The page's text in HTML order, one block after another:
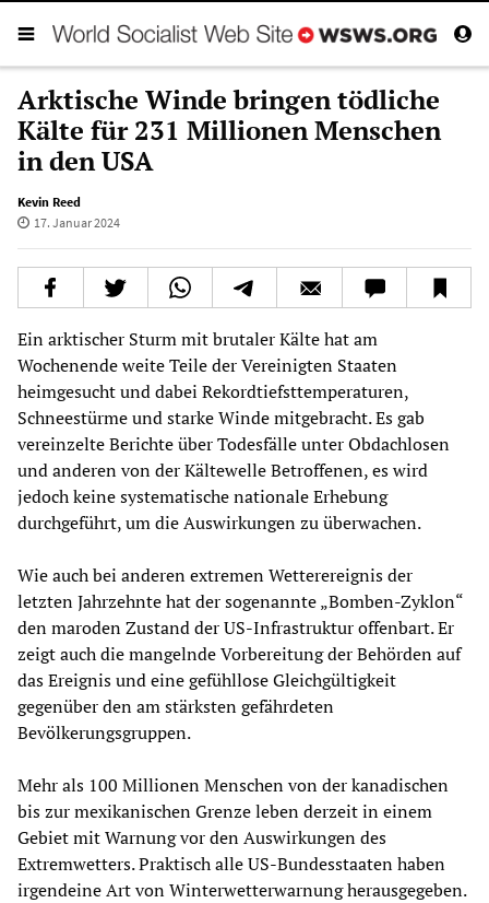
Arktische Winde bringen tödliche
Kälte für 231 Millionen Menschen
in den USA
Kevin Reed
17. Januar 2024
Ein arktischer Sturm mit brutaler Kälte hat am
Wochenende weite Teile der Vereinigten Staaten
heimgesucht und dabei Rekordtiefsttemperaturen,
Schneestürme und starke Winde mitgebracht. Es gab
vereinzelte Berichte über Todesfälle unter Obdachlosen
und anderen von der Kältewelle Betroffenen, es wird
jedoch keine systematische nationale Erhebung
durchgeführt, um die Auswirkungen zu überwachen.
Wie auch bei anderen extremen Wetterereignis der
letzten Jahrzehnte hat der sogenannte „Bomben-Zyklon“
den maroden Zustand der US-Infrastruktur offenbart. Er
zeigt auch die mangelnde Vorbereitung der Behörden auf
das Ereignis und eine gefühllose Gleichgültigkeit
gegenüber den am stärksten gefährdeten
Bevölkerungsgruppen.
Mehr als 100 Millionen Menschen von der kanadischen
bis zur mexikanischen Grenze leben derzeit in einem
Gebiet mit Warnung vor den Auswirkungen des
Extremwetters. Praktisch alle US-Bundesstaaten haben
irgendeine Art von Winterwetterwarnung herausgegeben.